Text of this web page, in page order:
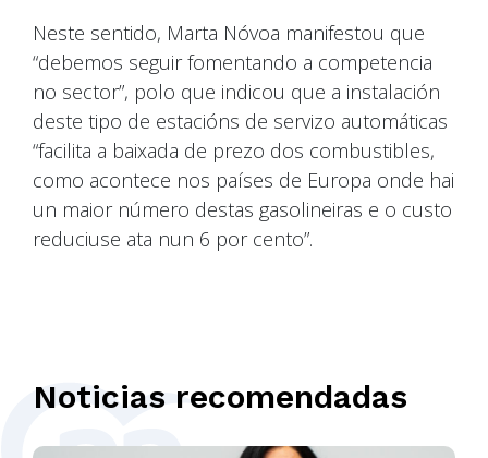
Neste sentido, Marta Nóvoa manifestou que
“debemos seguir fomentando a competencia
no sector”, polo que indicou que a instalación
deste tipo de estacións de servizo automáticas
“facilita a baixada de prezo dos combustibles,
como acontece nos países de Europa onde hai
un maior número destas gasolineiras e o custo
reduciuse ata nun 6 por cento”.
Noticias recomendadas